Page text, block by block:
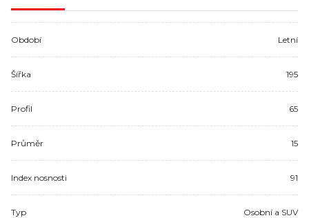
Období Letní
Šířka 195
Profil 65
Průměr 15
Index nosnosti 91
Typ Osobní a SUV